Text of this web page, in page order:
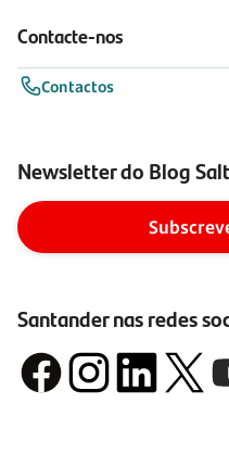
Contacte-nos
Contactos
Newsletter do Blog
Santander nas redes